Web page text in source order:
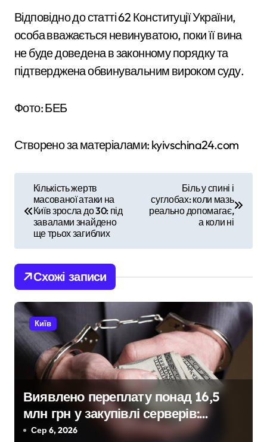
Відповідно до статті 62 Конституції України,
особа вважається невинуватою, поки її вина
не буде доведена в законному порядку та
підтверджена обвинувальним вироком суду.
Фото: БЕБ
Створено за матеріалами: kyivschina24.com
і
г
а
ц
і
а
Кількість жертв
масованої атаки на
Київ зросла до 30: під
завалами знайдено
ще трьох загиблих
Біль у спині і
суглобах: коли мазь
реально допомагає,
а коли ні
Схожі записи
Київ
Виявлено переплату понад 16,5
млн грн у закупівлі серверів:
поліція Києва висунула підозру
Сер 6, 2026